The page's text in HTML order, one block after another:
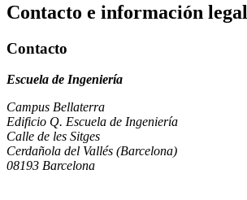
Contacto e información legal
Contacto
Escuela de Ingeniería
Campus Bellaterra
Edificio Q. Escuela de Ingeniería
Calle de les Sitges
Cerdañola del Vallés (Barcelona)
08193 Barcelona